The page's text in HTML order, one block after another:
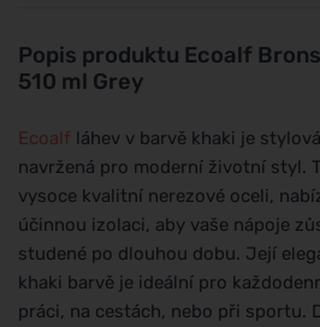
Popis produktu Ecoalf
510 ml Grey
Ecoalf láhev v barvě khaki je
navržená pro moderní životní styl.
vysoce kvalitní nerezové oceli,
účinnou izolaci, aby vaše nápoje
studené po dlouhou dobu. Její
khaki barvě je ideální pro
práci, na cestách, nebo při sportu.